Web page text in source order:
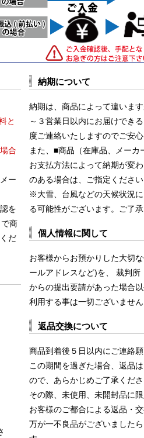
と
合
ー
を
で商
だ
納期について
納期は、商品によって違いま
～３営業日以内にお届けでき
度ご連絡いたしますのでご安心
また、■商品（在庫品、メー
お支払方法によって納期が変
のある場合は、ご指定ください
※大雪、台風などの天候状況
る可能性がございます。ご了承
個人情報に関して
お客様からお預かりした大切
ールアドレスなど)を、 裁判所
からの提出要請があった場合
利用する事は一切ございません
返品交換について
商品到着後５日以内にご連絡願
この期間を過ぎた場合、返品
ので、あらかじめご了承くださ
その際、未使用、未開封品に
お客様のご都合による返品・
万が一不良品がございました